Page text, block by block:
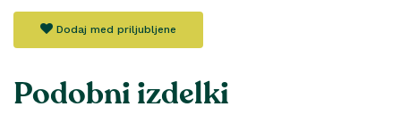
Dodaj med priljubljene
Podobni izdelki